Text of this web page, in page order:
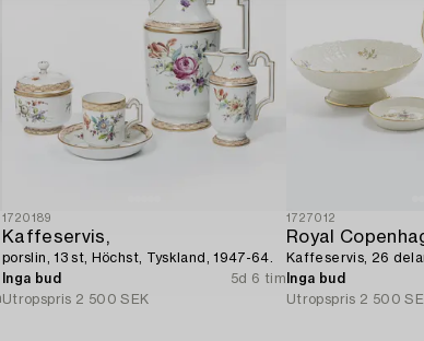
1720189
Kaffeservis,
porslin, 13 st, Höchst, Tyskland, 1947-64.
Inga bud
5d 6 tim
Utropspris 2 500 SEK
1727012
Royal
Kaffeservis, 26
Inga bud
Utropspris 2 500